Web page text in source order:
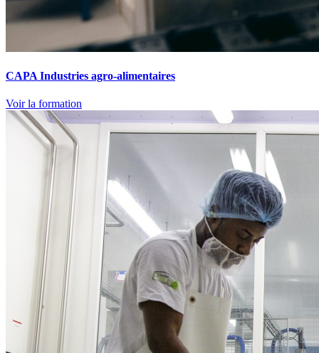
CAPA Industries agro-alimentaires
Voir la formation